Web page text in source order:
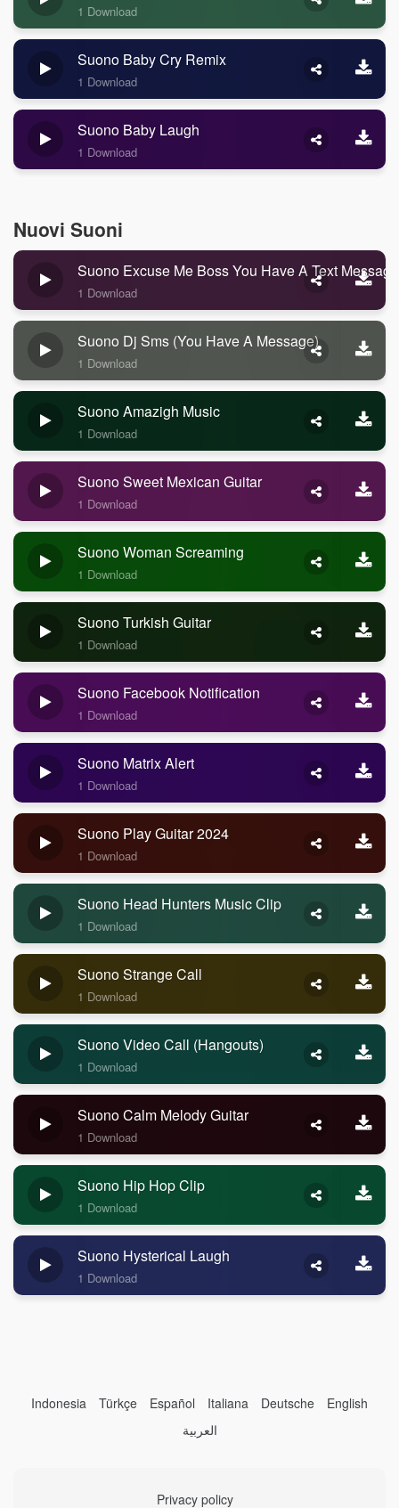
1 Download
Suono Baby Cry Remix
1 Download
Suono Baby Laugh
1 Download
Nuovi Suoni
Suono Excuse Me Boss You Have A Text Message
1 Download
Suono Dj Sms (you Have A Message)
1 Download
Suono Amazigh Music
1 Download
Suono Sweet Mexican Guitar
1 Download
Suono Woman Screaming
1 Download
Suono Turkish Guitar
1 Download
Suono Facebook Notification
1 Download
Suono Matrix Alert
1 Download
Suono Play Guitar 2024
1 Download
Suono Head Hunters Music Clip
1 Download
Suono Strange Call
1 Download
Suono Video Call (Hangouts)
1 Download
Suono Calm Melody Guitar
1 Download
Suono Hip Hop Clip
1 Download
Suono Hysterical Laugh
1 Download
Indonesia Türkçe Español Italiana Deutsche
English
العربية
Privacy policy